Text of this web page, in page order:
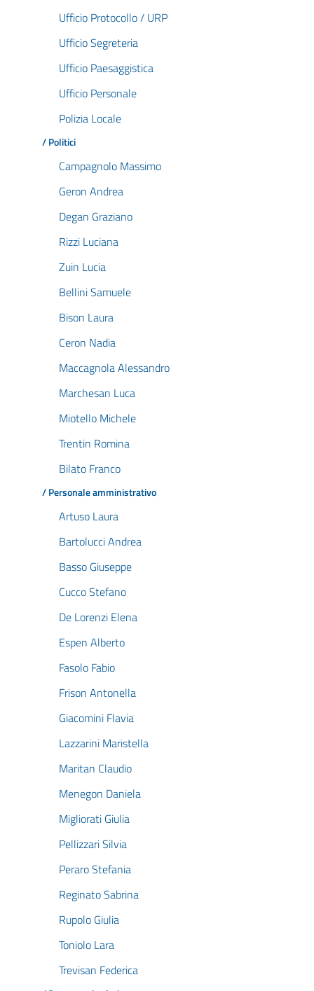
Ufficio Protocollo / URP
Ufficio Segreteria
Ufficio Paesaggistica
Ufficio Personale
Polizia Locale
/ Politici
Campagnolo Massimo
Geron Andrea
Degan Graziano
Rizzi Luciana
Zuin Lucia
Bellini Samuele
Bison Laura
Ceron Nadia
Maccagnola Alessandro
Marchesan Luca
Miotello Michele
Trentin Romina
Bilato Franco
/ Personale amministrativo
Artuso Laura
Bartolucci Andrea
Basso Giuseppe
Cucco Stefano
De Lorenzi Elena
Espen Alberto
Fasolo Fabio
Frison Antonella
Giacomini Flavia
Lazzarini Maristella
Maritan Claudio
Menegon Daniela
Migliorati Giulia
Pellizzari Silvia
Peraro Stefania
Reginato Sabrina
Rupolo Giulia
Toniolo Lara
Trevisan Federica